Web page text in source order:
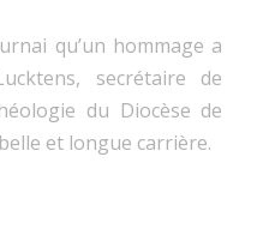
qu’un hommage a
secrétaire de
du Diocèse de
et longue carrière.